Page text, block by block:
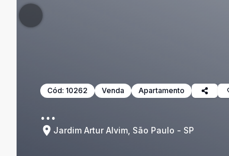
Cód: 10262 Venda Apartamento
...
Jardim Artur Alvim, São Paulo - SP